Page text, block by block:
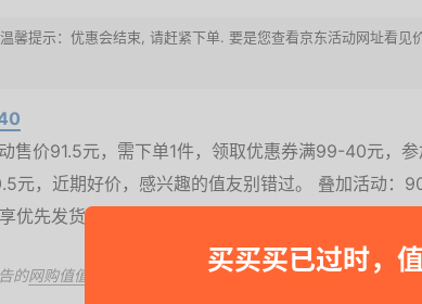
买买买已过时，
馨提示：优惠会结束, 请赶紧下单. 要是您查看京东活动网址看见
售价91.5元，需下单1件，领取优惠券满99-40元，
元，近期好价，感兴趣的值友别错过。 叠加活动：
优先发货
的网购值值值App ，第一时间得到内部特价；点此领取隐藏